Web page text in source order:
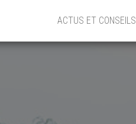
ACTUS ET CONSEILS